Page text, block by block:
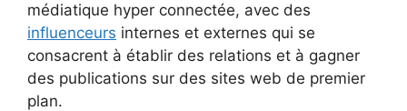
médiatique hyper connectée, avec des
influenceurs internes et externes qui se
consacrent à établir des relations et à gagner
des publications sur des sites web de premier
plan.